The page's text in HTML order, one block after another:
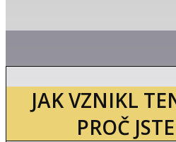
JAK VZNIKL
PROČ